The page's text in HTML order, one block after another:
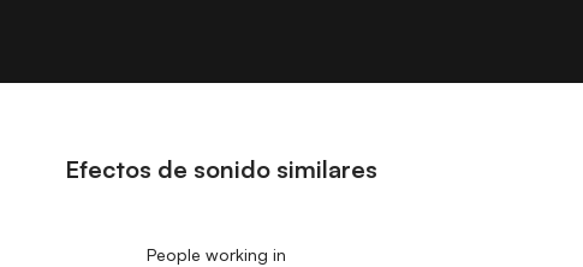
Efectos de sonido similares
People working in